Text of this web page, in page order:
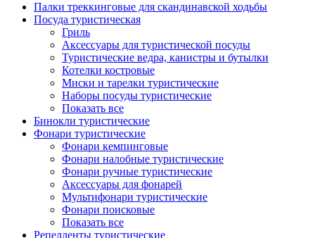
Палки треккинговые для скандинавской ходьбы
Посуда туристическая
Гриль
Аксессуары для туристической посуды
Туристические ведра, канистры и бутылки
Котелки костровые
Миски и тарелки туристические
Наборы посуды туристические
Показать все
Бинокли туристические
Фонари туристические
Фонари кемпинговые
Фонари налобные туристические
Фонари ручные туристические
Аксессуары для фонарей
Мультифонари туристические
Фонари поисковые
Показать все
Репелленты туристические